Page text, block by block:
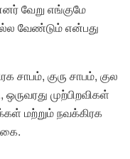
வேறு எங்குமே
வேண்டும் என்பது
சாபம், குரு சாபம், குல
முற்பிறவிகள்
மற்றும் நவக்கிரக